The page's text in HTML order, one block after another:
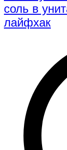
соль в
лайфхак